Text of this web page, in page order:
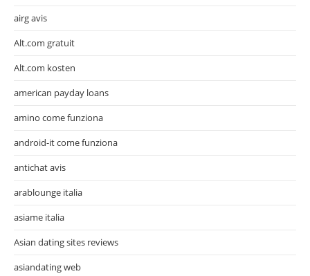
airg avis
Alt.com gratuit
Alt.com kosten
american payday loans
amino come funziona
android-it come funziona
antichat avis
arablounge italia
asiame italia
Asian dating sites reviews
asiandating web